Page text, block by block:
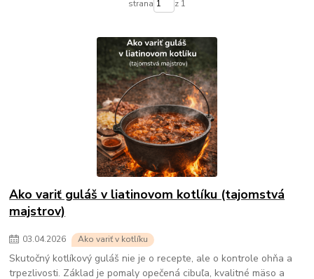
strana z 1
Ako variť guláš v liatinovom kotlíku (tajomstvá
majstrov)
03.04.2026 Ako variť v kotlíku
Skutočný kotlíkový guláš nie je o recepte, ale o kontrole ohňa a
trpezlivosti. Základ je pomaly opečená cibuľa, kvalitné mäso a